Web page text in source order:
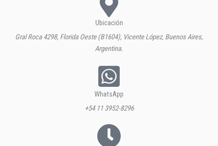
Ubicación
Gral Roca 4298, Florida Oeste (B1604), Vicente López, Buenos Aires,
Argentina.
WhatsApp
+54 11 3952-8296